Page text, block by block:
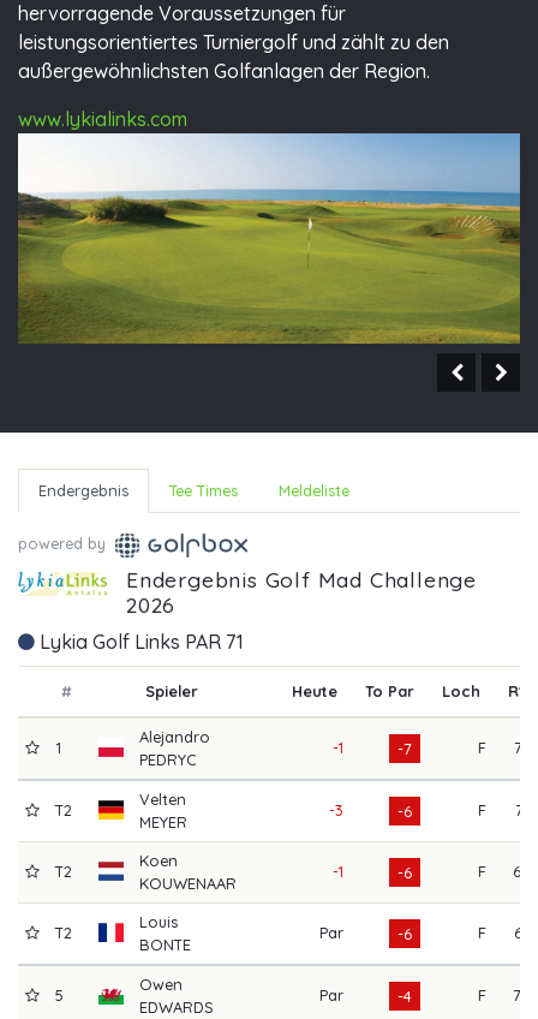
hervorragende Voraussetzungen für
leistungsorientiertes Turniergolf und zählt zu den
außergewöhnlichsten Golfanlagen der Region.
www.lykialinks.com
Endergebnis Tee Times Meldeliste
powered by
Endergebnis Golf Mad Challenge
2026
Lykia Golf Links PAR 71
# Spieler Heute To Par Loch R1
1
Alejandro
PEDRYC
-1 -7 F 72
T2
Velten
MEYER
-3 -6 F 71
T2
Koen
KOUWENAAR
-1 -6 F 68
T2
Louis
BONTE
Par -6 F 65
5
Owen
EDWARDS
Par -4 F 70